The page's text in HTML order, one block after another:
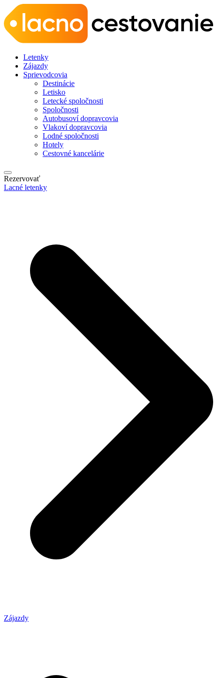
Letenky
Zájazdy
Sprievodcovia
Destinácie
Letisko
Letecké spoločnosti
Spoločnosti
Autobusoví dopravcovia
Vlakoví dopravcovia
Lodné spoločnosti
Hotely
Cestovné kancelárie
Rezervovať
Lacné letenky
Zájazdy